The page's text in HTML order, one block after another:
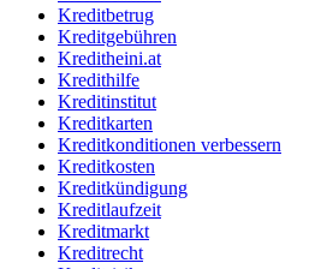
Kreditbetrug
Kreditgebühren
Kreditheini.at
Kredithilfe
Kreditinstitut
Kreditkarten
Kreditkonditionen verbessern
Kreditkosten
Kreditkündigung
Kreditlaufzeit
Kreditmarkt
Kreditrecht